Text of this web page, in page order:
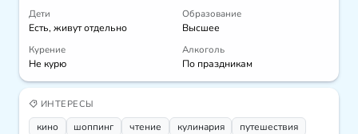
Дети
Есть, живут отдельно
Образование
Высшее
Курение
Не курю
Алкоголь
По праздникам
ИНТЕРЕСЫ
кино шоппинг чтение кулинария
путешествия